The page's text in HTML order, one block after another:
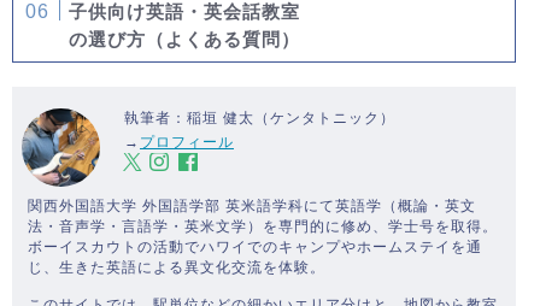
子供向け英語・英会話教室
の選び方（よくある質問）
執筆者：稲垣 健太（ケンタトニック）
→ プロフィール
関西外国語大学 外国語学部 英米語学科にて英語学（概論・英文
法・音声学・言語学・英米文学）を専門的に修め、学士号を取得。
ボーイスカウトの活動でハワイでのキャンプやホームステイを通
じ、生きた英語による異文化交流を体験。